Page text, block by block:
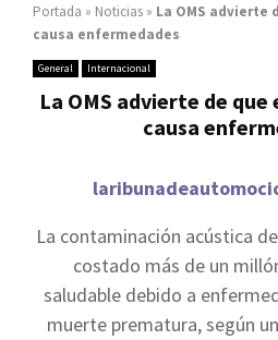
Portada » Noticias » La OMS advierte
causa enfermedades
General Internacional
La OMS advierte de
causa
La contaminación acústica
costado más de un
saludable debido a
muerte prematura, según